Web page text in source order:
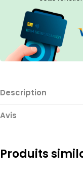
Description
Avis
Produits